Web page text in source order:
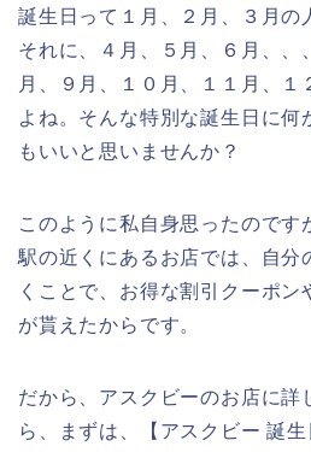
誕生日って１月、２月、３月の
それに、４月、５月、６月、、
月、９月、１０月、１１月、１
よね。そんな特別な誕生日に何
もいいと思いませんか？
このように私自身思ったのです
駅の近くにあるお店では、自分
くことで、お得な割引クーポン
が貰えたからです。
だから、アスクビーのお店に詳
ら、まずは、【アスクビー 誕